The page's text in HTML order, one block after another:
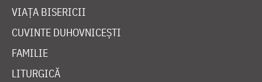
VIAȚA BISERICII
CUVINTE DUHOVNICEȘTI
FAMILIE
LITURGICĂ